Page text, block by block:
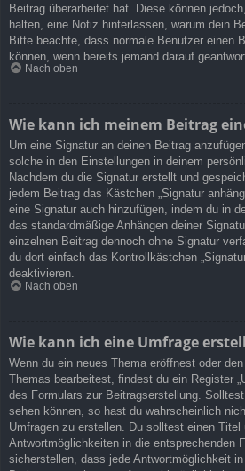
Beitrag überarbeitet hat. Diese können
halten, eine Notiz hinterlassen, warum dein
Bitte beachte, dass normale Benutzer einen
können, wenn bereits jemand darauf
Nach oben
Wie kann ich meinem Beitrag
Um eine Signatur an deinen Beitrag
solche in den Einstellungen in deinem
Nachdem du die Signatur erstellt und
jedem Beitrag das Kästchen „Signatur
eine Signatur auch hinzufügen, indem du in
das standardmäßige Anhängen deiner
einzelnen Beitrag dennoch ohne Signatur
du dort einfach das Kontrollkästchen
deaktivieren.
Nach oben
Wie kann ich eine Umfrage
Wenn du ein neues Thema eröffnest oder
Themas bearbeitest, findest du ein Register
des Formulars zur Beitragserstellung.
sehen können, so hast du wahrscheinlich
Umfragen zu erstellen. Du solltest einen Titel
Antwortmöglichkeiten in die entsprechenden
sicherstellen, dass jede Antwortmöglichkeit